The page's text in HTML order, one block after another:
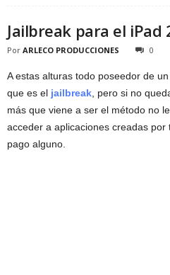
Jailbreak para el iPad
Por ARLECO PRODUCCIONES 0
A estas alturas todo poseedor de
que es el jailbreak , pero si no
más que viene a ser el método no
acceder a aplicaciones creadas
pago alguno.